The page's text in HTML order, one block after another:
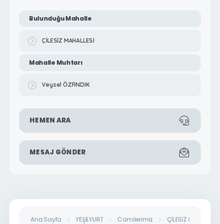
Bulunduğu Mahalle
ÇİLESİZ MAHALLESİ
Mahalle Muhtarı
Veysel ÖZFINDIK
HEMEN ARA
MESAJ GÖNDER
Ana Sayfa YEŞİLYURT Camilerimiz ÇİLESİZ CAMİİ